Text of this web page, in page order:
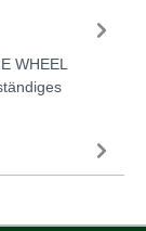
WHEEL